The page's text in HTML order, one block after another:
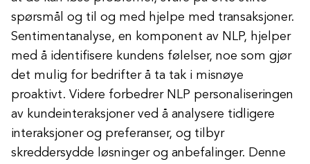
spørsmål og til og med hjelpe med transaksjoner.
Sentimentanalyse, en komponent av NLP, hjelper
med å identifisere kundens følelser, noe som gjør
det mulig for bedrifter å ta tak i misnøye
proaktivt. Videre forbedrer NLP personaliseringen
av kundeinteraksjoner ved å analysere tidligere
interaksjoner og preferanser, og tilbyr
skreddersydde løsninger og anbefalinger. Denne